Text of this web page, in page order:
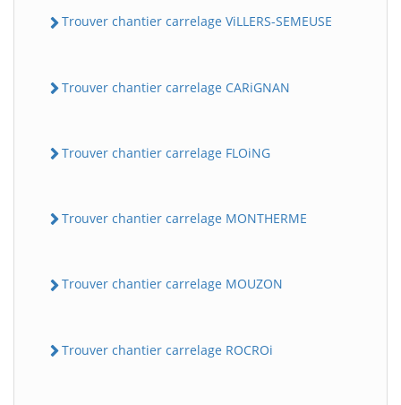
Trouver chantier carrelage ViLLERS-SEMEUSE
Trouver chantier carrelage CARiGNAN
Trouver chantier carrelage FLOiNG
Trouver chantier carrelage MONTHERME
Trouver chantier carrelage MOUZON
Trouver chantier carrelage ROCROi